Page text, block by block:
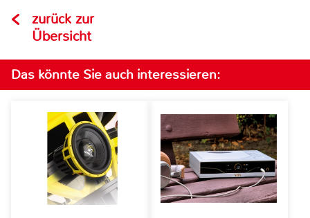
zurück zur
Übersicht
Das könnte Sie auch interessieren: